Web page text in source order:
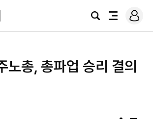
검
전
로
그
노총, 총파업 승리 결의